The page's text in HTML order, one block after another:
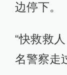
边停下。
“快救救
名警察走